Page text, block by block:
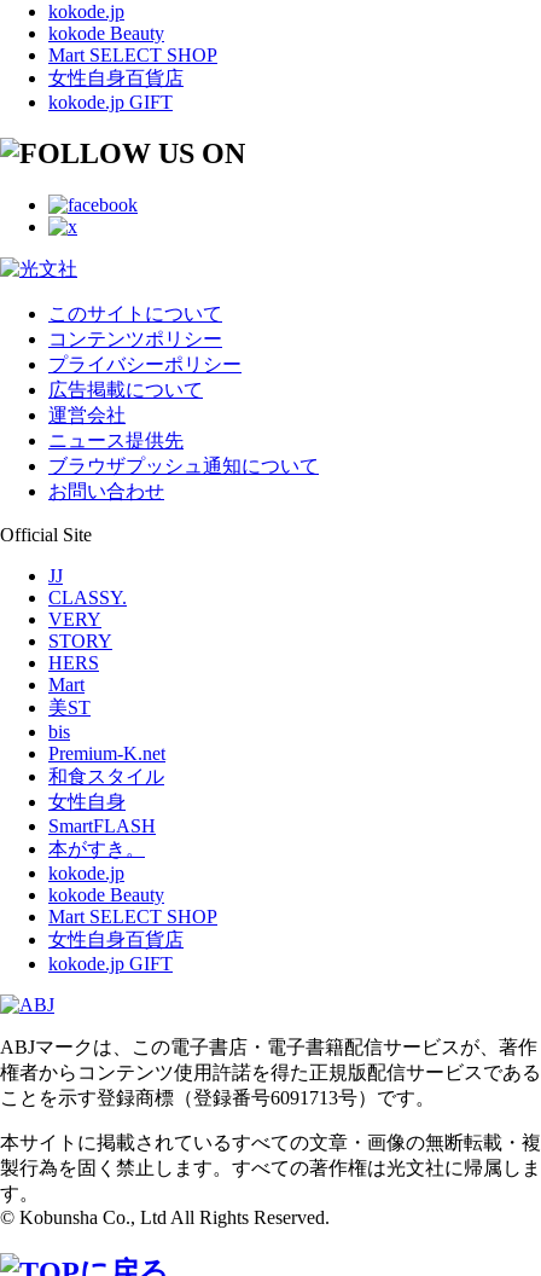
kokode.jp
kokode Beauty
Mart SELECT SHOP
女性自身百貨店
kokode.jp GIFT
このサイトについて
コンテンツポリシー
プライバシーポリシー
広告掲載について
運営会社
ニュース提供先
ブラウザプッシュ通知について
お問い合わせ
Official Site
JJ
CLASSY.
VERY
STORY
HERS
Mart
美ST
bis
Premium-K.net
和食スタイル
女性自身
SmartFLASH
本がすき。
kokode.jp
kokode Beauty
Mart SELECT SHOP
女性自身百貨店
kokode.jp GIFT
ABJマークは、この電子書店・電子書籍配信サービスが、著作
権者からコンテンツ使用許諾を得た正規版配信サービスである
ことを示す登録商標（登録番号6091713号）です。
本サイトに掲載されているすべての文章・画像の無断転載・複
製行為を固く禁止します。すべての著作権は光文社に帰属しま
す。
© Kobunsha Co., Ltd All Rights Reserved.